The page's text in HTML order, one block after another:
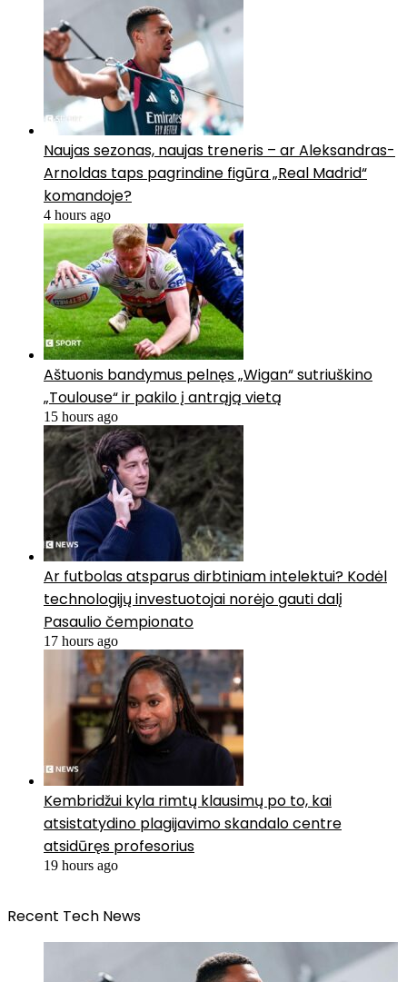
Naujas sezonas, naujas treneris – ar Aleksandras-
Arnoldas taps pagrindine figūra „Real Madrid“
komandoje?
4 hours ago
Aštuonis bandymus pelnęs „Wigan“ sutriuškino
„Toulouse“ ir pakilo į antrąją vietą
15 hours ago
Ar futbolas atsparus dirbtiniam intelektui? Kodėl
technologijų investuotojai norėjo gauti dalį
Pasaulio čempionato
17 hours ago
Kembridžui kyla rimtų klausimų po to, kai
atsistatydino plagijavimo skandalo centre
atsidūręs profesorius
19 hours ago
Recent Tech News